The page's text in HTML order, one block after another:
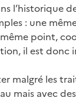
l’historique
: une
point,
il est donc
malgré les
mais avec